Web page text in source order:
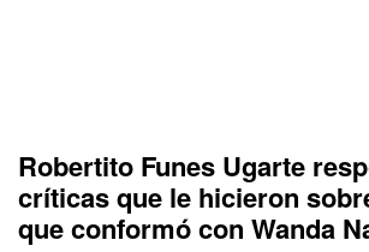
Robertito Funes Ugarte
críticas que le hicieron
que conformó con Wanda